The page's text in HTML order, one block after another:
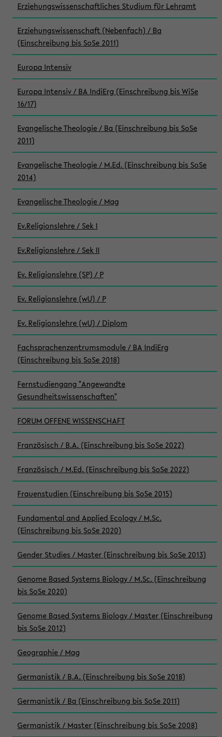
Erziehungswissenschaftliches Studium für Lehramt
Erziehungswissenschaft (Nebenfach) / Ba
(Einschreibung bis SoSe 2011)
Europa Intensiv
Europa Intensiv / BA IndiErg (Einschreibung bis WiSe
16/17)
Evangelische Theologie / Ba (Einschreibung bis SoSe
2011)
Evangelische Theologie / M.Ed. (Einschreibung bis SoSe
2014)
Evangelische Theologie / Mag
Ev.Religionslehre / Sek I
Ev.Religionslehre / Sek II
Ev. Religionslehre (SP) / P
Ev. Religionslehre (wU) / P
Ev. Religionslehre (wU) / Diplom
Fachsprachenzentrumsmodule / BA IndiErg
(Einschreibung bis SoSe 2018)
Fernstudiengang "Angewandte
Gesundheitswissenschaften"
FORUM OFFENE WISSENSCHAFT
Französisch / B.A. (Einschreibung bis SoSe 2022)
Französisch / M.Ed. (Einschreibung bis SoSe 2022)
Frauenstudien (Einschreibung bis SoSe 2015)
Fundamental and Applied Ecology / M.Sc.
(Einschreibung bis SoSe 2020)
Gender Studies / Master (Einschreibung bis SoSe 2013)
Genome Based Systems Biology / M.Sc. (Einschreibung
bis SoSe 2020)
Genome Based Systems Biology / Master (Einschreibung
bis SoSe 2012)
Geographie / Mag
Germanistik / B.A. (Einschreibung bis SoSe 2018)
Germanistik / Ba (Einschreibung bis SoSe 2011)
Germanistik / Master (Einschreibung bis SoSe 2008)